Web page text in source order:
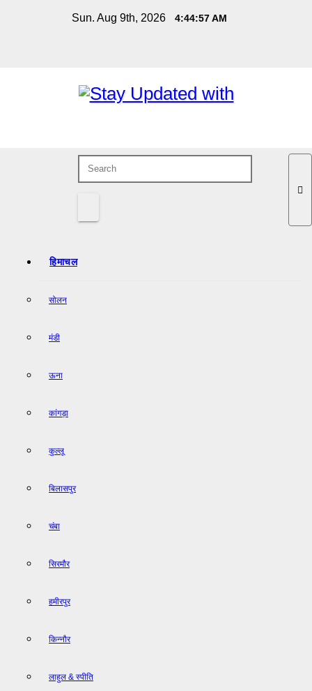
Sun. Aug 9th, 2026 4:44:57 AM
हिमाचल
सोलन
मंडी
ऊना
कांगड़ा
कुल्लू
बिलासपुर
चंबा
सिरमौर
हमीरपुर
किन्नौर
लाहुल & स्पीति